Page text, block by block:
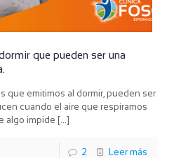
que pueden ser una
que emitimos al dormir, pueden ser
cuando el aire que respiramos
algo impide […]
2 Leer más